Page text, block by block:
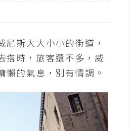
尼斯大大小小的街道，
搭時，旅客還不多，威
懶的氣息，別有情調。